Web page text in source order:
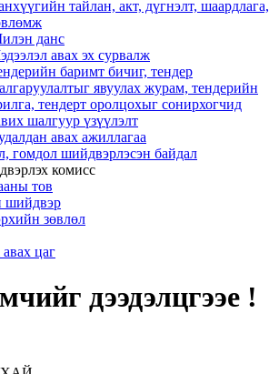
тайлан, акт, дүгнэлт, шаардлага,
данс
авах эх сурвалж
баримт бичиг, тендер
явуулах журам, тендерийн
тендерт оролцохыг сонирхогчид
шалгуур үзүүлэлт
авах ажиллагаа
гомдол шийдвэрлэсэн байдал
комисс
тов
шийдвэр
зөвлөл
цаг
дээдэлцгээе !